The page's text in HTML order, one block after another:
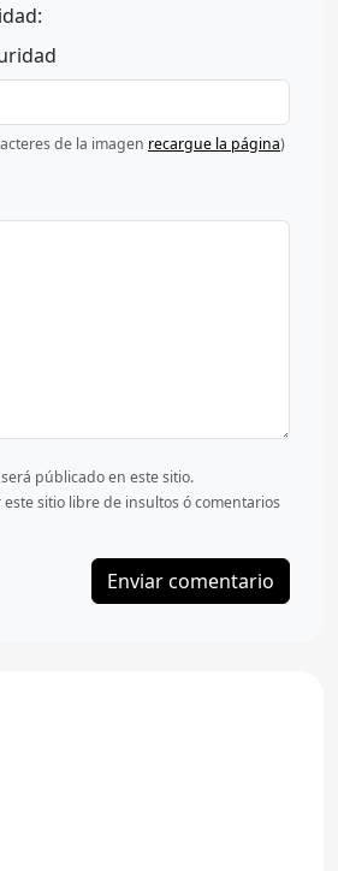
de la imagen recargue la página)
públicado en este sitio.
sitio libre de insultos ó comentarios